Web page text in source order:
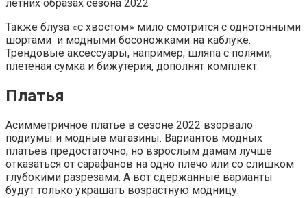
Также блуза «с хвостом» мило смотрится с однотонными
шортами и модными босоножками на каблуке.
Трендовые аксессуары, например, шляпа с полями,
плетеная сумка и бижутерия, дополнят комплект.
Платья
Асимметричное платье в сезоне 2022 взорвало
подиумы и модные магазины. Вариантов модных
платьев предостаточно, но взрослым дамам лучше
отказаться от сарафанов на одно плечо или со слишком
глубокими разрезами. А вот сдержанные варианты
будут только украшать возрастную модницу.